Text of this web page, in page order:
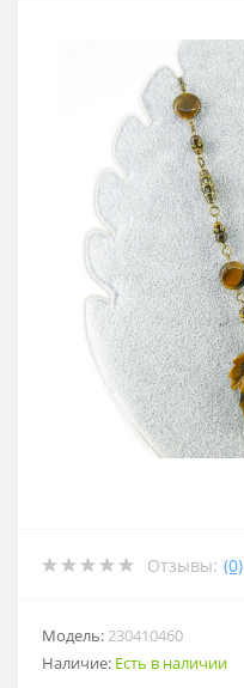
Отзывы: (0)
Модель:230410460
Наличие: Есть в наличии